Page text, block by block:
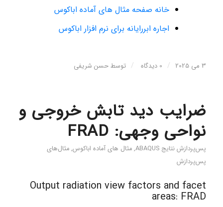
خانه صفحه مثال های آماده اباکوس
اجاره ابررایانه برای نرم افزار اباکوس
3 می 2025 / 0 دیدگاه / توسطحسن شریفی
ضرایب دید تابش خروجی و
نواحی وجهی: FRAD
پس‌پردازش نتایج ABAQUS , مثال های آماده اباکوس, مثال‌های
پس‌پردازش
Output radiation view factors and facet
areas: FRAD